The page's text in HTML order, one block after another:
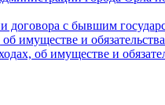
договора с бывшим
имуществе и
об имуществе и